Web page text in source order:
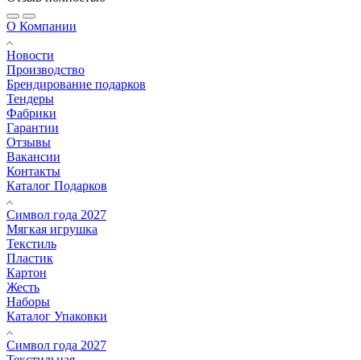
О Компании
Новости
Производство
Брендирование подарков
Тендеры
Фабрики
Гарантии
Отзывы
Вакансии
Контакты
Каталог Подарков
Символ года 2027
Мягкая игрушка
Текстиль
Пластик
Картон
Жесть
Наборы
Каталог Упаковки
Символ года 2027